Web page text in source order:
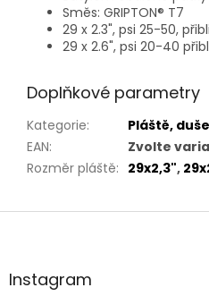
Směs: GRIPTON® T7
29 x 2.3", psi 25-50,
29 x 2.6", psi 20-40
Doplňkové parametry
Kategorie:
Pláště,
EAN:
Zvolte
Rozměr pláště: 29x2,3",
Z
aInstagram